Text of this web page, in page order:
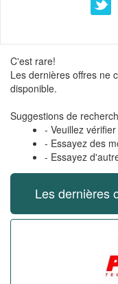
C'est rare!
Les dernières offres ne
disponible.
Suggestions de
- Veuillez
- Essayez des
- Essayez
Les dernières